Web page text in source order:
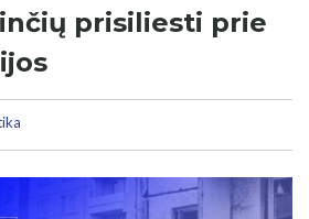
prisiliesti prie